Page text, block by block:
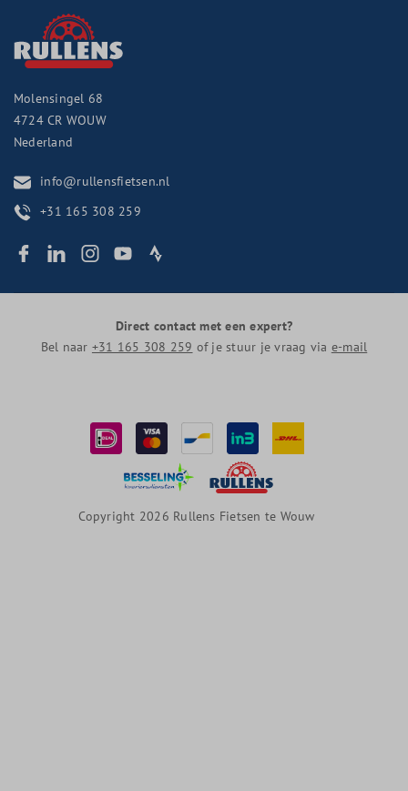
Molensingel 68
4724 CR WOUW
Nederland
info@rullensfietsen.nl
+31 165 308 259
Direct contact met een expert?
Bel naar +31 165 308 259 of je stuur je vraag via e-mail
Copyright 2026 Rullens Fietsen te Wouw